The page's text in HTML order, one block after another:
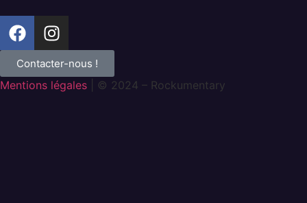
Contacter-nous !
Mentions légales | © 2024 – Rockumentary